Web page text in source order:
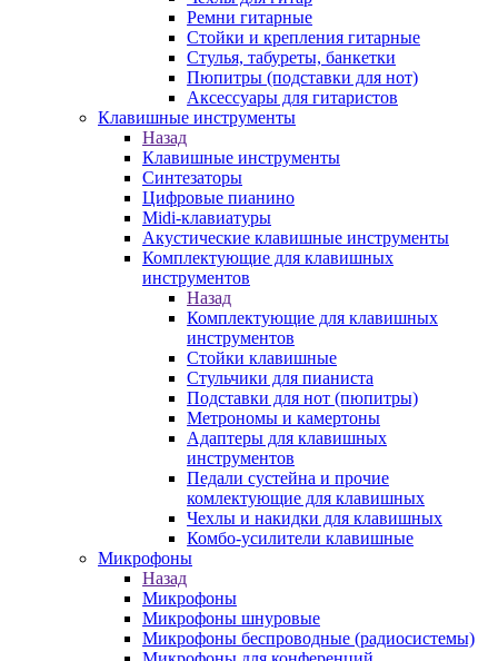
Ремни гитарные
Стойки и крепления гитарные
Стулья, табуреты, банкетки
Пюпитры (подставки для нот)
Аксессуары для гитаристов
Клавишные инструменты
Назад
Клавишные инструменты
Синтезаторы
Цифровые пианино
Midi-клавиатуры
Акустические клавишные инструменты
Комплектующие для клавишных
инструментов
Назад
Комплектующие для клавишных
инструментов
Стойки клавишные
Стульчики для пианиста
Подставки для нот (пюпитры)
Метрономы и камертоны
Адаптеры для клавишных
инструментов
Педали сустейна и прочие
комлектующие для клавишных
Чехлы и накидки для клавишных
Комбо-усилители клавишные
Микрофоны
Назад
Микрофоны
Микрофоны шнуровые
Микрофоны беспроводные (радиосистемы)